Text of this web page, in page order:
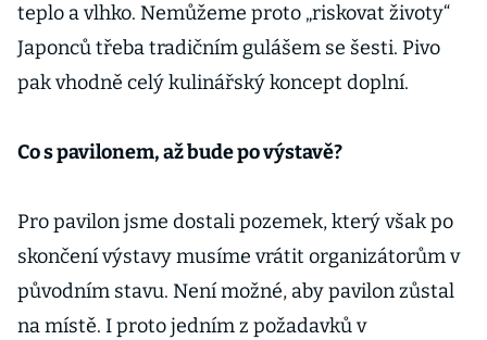
teplo a vlhko. Nemůžeme proto „riskovat životy“
Japonců třeba tradičním gulášem se šesti. Pivo
pak vhodně celý kulinářský koncept doplní.
Co s pavilonem, až bude po výstavě?
Pro pavilon jsme dostali pozemek, který však po
skončení výstavy musíme vrátit organizátorům v
původním stavu. Není možné, aby pavilon zůstal
na místě. I proto jedním z požadavků v